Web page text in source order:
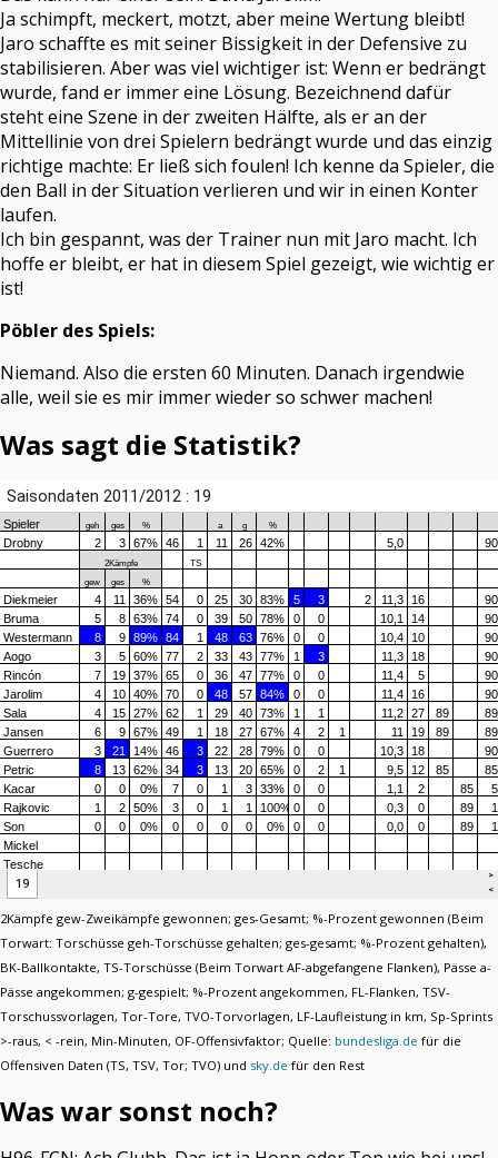
Ja schimpft, meckert, motzt, aber meine Wertung bleibt!
Jaro schaffte es mit seiner Bissigkeit in der Defensive zu
stabilisieren. Aber was viel wichtiger ist: Wenn er bedrängt
wurde, fand er immer eine Lösung. Bezeichnend dafür
steht eine Szene in der zweiten Hälfte, als er an der
Mittellinie von drei Spielern bedrängt wurde und das einzig
richtige machte: Er ließ sich foulen! Ich kenne da Spieler, die
den Ball in der Situation verlieren und wir in einen Konter
laufen.
Ich bin gespannt, was der Trainer nun mit Jaro macht. Ich
hoffe er bleibt, er hat in diesem Spiel gezeigt, wie wichtig er
ist!
Pöbler des Spiels:
Niemand. Also die ersten 60 Minuten. Danach irgendwie
alle, weil sie es mir immer wieder so schwer machen!
Was sagt die Statistik?
2Kämpfe gew-Zweikämpfe gewonnen; ges-Gesamt; %-Prozent gewonnen (Beim
Torwart: Torschüsse geh-Torschüsse gehalten; ges-gesamt; %-Prozent gehalten),
BK-Ballkontakte, TS-Torschüsse (Beim Torwart AF-abgefangene Flanken), Pässe a-
Pässe angekommen; g-gespielt; %-Prozent angekommen, FL-Flanken, TSV-
Torschussvorlagen, Tor-Tore, TVO-Torvorlagen, LF-Laufleistung in km, Sp-Sprints
>-raus, < -rein, Min-Minuten, OF-Offensivfaktor; Quelle: bundesliga.de für die
Offensiven Daten (TS, TSV, Tor; TVO) und sky.de für den Rest
Was war sonst noch?